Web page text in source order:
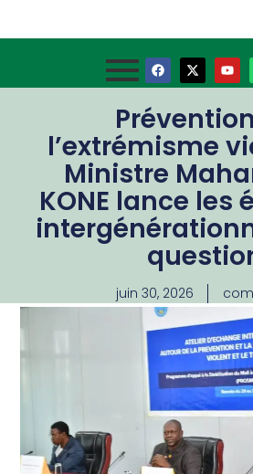
l’extrémisme
Ministre
KONE lance les
juin 30, 2026